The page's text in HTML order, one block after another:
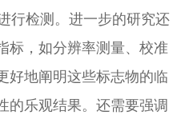
行检测。进一步的研究还
标，如分辨率测量、校准
好地阐明这些标志物的临
的乐观结果。还需要强调